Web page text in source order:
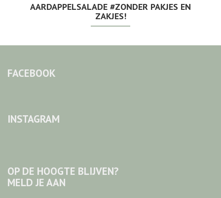
AARDAPPELSALADE #ZONDER PAKJES EN
ZAKJES!
FACEBOOK
INSTAGRAM
OP DE HOOGTE BLIJVEN?
MELD JE AAN